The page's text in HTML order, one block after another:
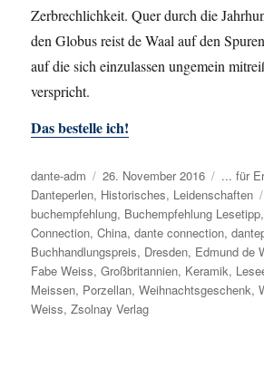
Zerbrechlichkeit. Quer durch die
den Globus reist de Waal auf den
auf die sich einzulassen ungemein
verspricht.
Das bestelle ich!
Autor
dante-adm
Veröffentlicht
am
26. November 2016 ... für
Danteperlen, Historisches, Leidenschaften
buchempfehlung, Buchempfehlung Lesetipp
Connection,China,dante connection,
Buchhandlungspreis, Dresden, Edmund de
Fabe Weiss,Großbritannien, Keramik,
Meissen, Porzellan,Weihnachtsgeschenk,
Weiss,Zsolnay Verlag